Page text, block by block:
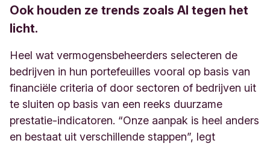
Ook houden ze trends zoals AI tegen het
licht.
Heel wat vermogensbeheerders selecteren de
bedrijven in hun portefeuilles vooral op basis van
financiële criteria of door sectoren of bedrijven uit
te sluiten op basis van een reeks duurzame
prestatie-indicatoren. “Onze aanpak is heel anders
en bestaat uit verschillende stappen”, legt